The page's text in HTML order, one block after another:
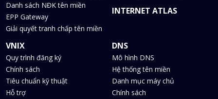
Danh sách NĐK tên miền
EPP Gateway
Giải quyết tranh chấp tên miền
INTERNET ATLAS
VNIX
Quy trình đăng ký
Chính sách
Tiêu chuẩn kỹ thuật
Hỗ trợ
DNS
Mô hình DNS
Hệ thống tên miền
Danh mục máy chủ
Chính sách